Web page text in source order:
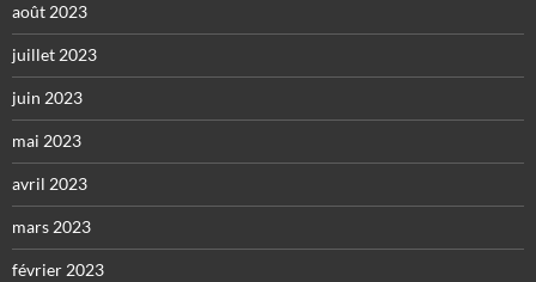
août 2023
juillet 2023
juin 2023
mai 2023
avril 2023
mars 2023
février 2023